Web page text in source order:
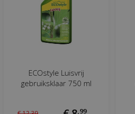
ECOstyle Luisvrij
gebruiksklaar 750 ml
,99